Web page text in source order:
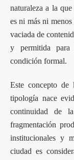
naturaleza a la
es ni más ni
vaciada de
y permitida para
condición formal.
Este concepto de
tipología nace
continuidad de
fragmentación
institucionales y
ciudad es